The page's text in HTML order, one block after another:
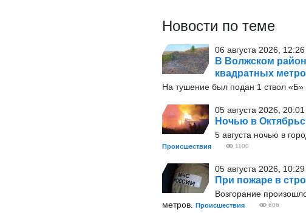
Новости по теме
06 августа 2026, 12:26
В Волжском
квадратных
На тушение был подан 1 ствол
05 августа 2026, 20:01
Ночью в
5 августа ночью в
Происшествия 1100
05 августа 2026, 10:29
При пожаре в
Возгорание
метров.
Происшествия 606